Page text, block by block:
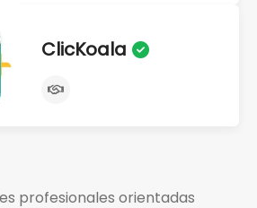
ClicKoala
profesionales orientadas